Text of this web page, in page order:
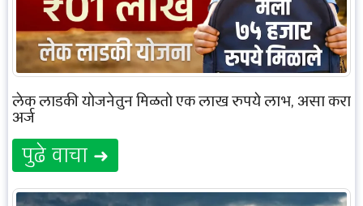
लेक लाडकी योजनेतुन मिळतो एक लाख रुपये लाभ, असा करा
अर्ज
पुढे वाचा ➜